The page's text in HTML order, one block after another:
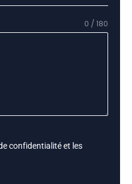
0 / 180
confidentialitéet les